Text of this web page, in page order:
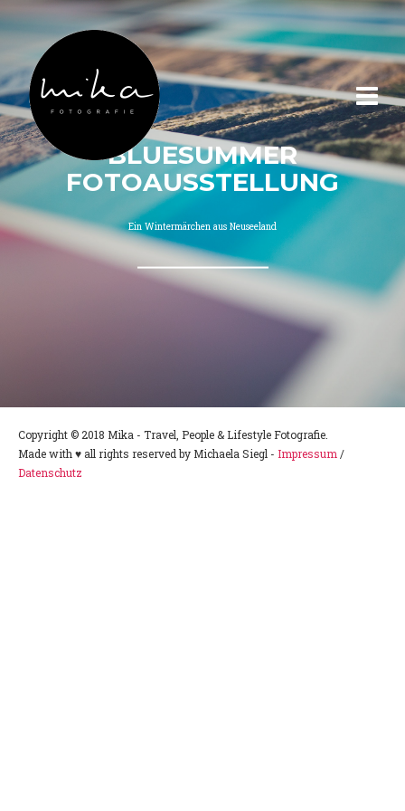
BLUESUMMER
FOTOAUSSTELLUNG
Ein Wintermärchen aus Neuseeland
Copyright © 2018 Mika - Travel, People & Lifestyle Fotografie.
Made with ♥ all rights reserved by Michaela Siegl - Impressum /
Datenschutz